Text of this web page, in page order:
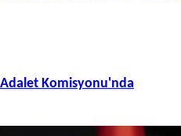
Komisyonu'nda